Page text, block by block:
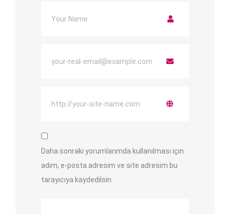
Daha sonraki yorumlarımda kullanılması için
adım, e-posta adresim ve site adresim bu
tarayıcıya kaydedilsin.